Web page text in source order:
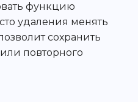
функцию
удаления менять
сохранить
повторного